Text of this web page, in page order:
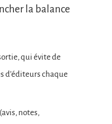
la balance
qui évite de
d’éditeurs chaque
notes,